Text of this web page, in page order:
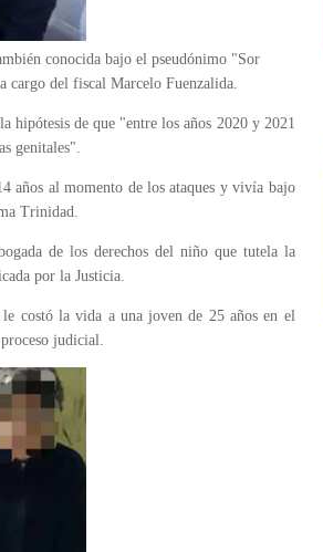
conocida bajo el pseudónimo "Sor
cargo del fiscal Marcelo Fuenzalida.
hipótesis de que "entre los años 2020 y 2021
genitales".
años al momento de los ataques y vivía bajo
Trinidad.
de los derechos del niño que tutela la
por la Justicia.
costó la vida a una joven de 25 años en el
judicial.